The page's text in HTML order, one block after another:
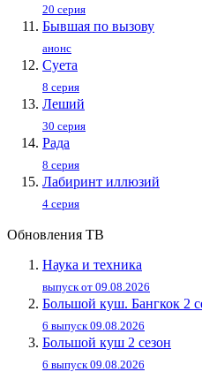
20 серия
Бывшая по вызову
анонс
Суета
8 серия
Леший
30 серия
Рада
8 серия
Лабиринт иллюзий
4 серия
Обновления ТВ
Наука и техника
выпуск от 09.08.2026
Большой куш. Бангкок 2
6 выпуск 09.08.2026
Большой куш 2 сезон
6 выпуск 09.08.2026